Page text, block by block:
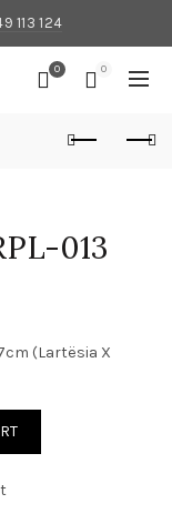
113 124
0 0
013
(Lartësia X